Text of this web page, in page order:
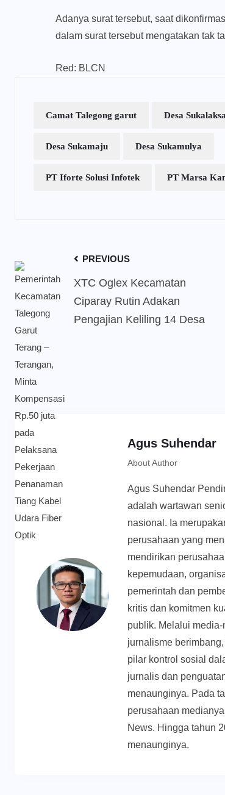
Adanya surat tersebut, saat
dalam surat tersebut mengatakan tak
Red: BLCN
Camat Talegong garut Desa
Desa Sukamaju Desa Sukamulya
PT Iforte Solusi Infotek PT Marsa
PREVIOUS
XTC Oglex Kecamatan
Ciparay Rutin Adakan
Pengajian Keliling 14 Desa
Agus Suhendar
About Author
Agus Suhendar
adalah wartawan
nasional. Ia
perusahaan yang
mendirikan
kepemudaan,
pemerintah dan
kritis dan komitmen
publik. Melalui
jurnalisme
pilar kontrol sosial
jurnalis dan
menaunginya. Pada
perusahaan
News. Hingga tahun
menaunginya.